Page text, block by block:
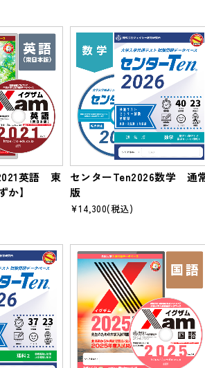
英語 東
か】
センターTen2026数学 通
版
¥14,300(税込)